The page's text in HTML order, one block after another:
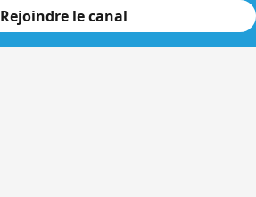
Rejoindre le canal